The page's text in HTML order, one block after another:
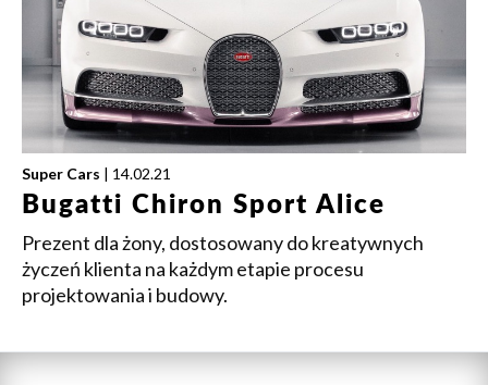
Super Cars | 14.02.21
Bugatti Chiron Sport Alice
Prezent dla żony, dostosowany do kreatywnych
życzeń klienta na każdym etapie procesu
projektowania i budowy.